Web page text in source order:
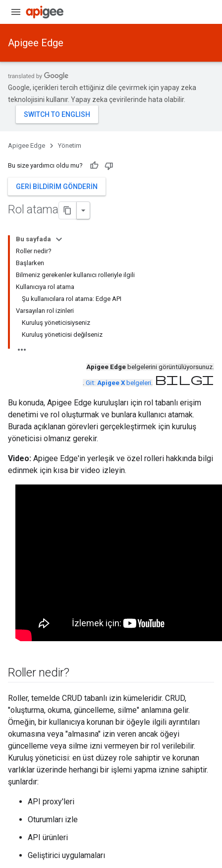
Apigee Edge
Google, içerikleri tercih ettiğiniz dile çevirmek için yapay zeka
teknolojisini kullanır. Yapay zeka çevirilerinde hata olabilir.
Apigee Edge Yönetim
Bu size yardımcı oldu mu?
GERI BILDIRIM GÖNDERIN
Rol atama
Bu sayfada
Roller nedir?
Başlarken
Bilmeniz gerekenler kullanıcı rolleriyle ilgili
Kullanıcıya rol atama
Şu kullanıcılara rol atama: Edge API
Varsayılan rol izinleri
Kuruluş yöneticisiyseniz
Kuruluş yöneticisi değilseniz
Apigee Edge belgelerini görüntülüyorsunuz.
. Git: Apigee X belgeleri. bilgi
Bu konuda, Apigee Edge kuruluşları için rol tabanlı erişim
denetimi ve rol oluşturmak ve bunlara kullanıcı atamak.
Burada açıklanan görevleri gerçekleştirmek için kuruluş
yöneticisi olmanız gerekir.
Video: Apigee Edge'in yerleşik ve özel rolleri hakkında bilgi
edinmek için kısa bir video izleyin.
Roller nedir?
Roller, temelde CRUD tabanlı izin kümeleridir. CRUD,
"oluşturma, okuma, güncelleme, silme" anlamına gelir.
Örneğin, bir kullanıcıya korunan bir öğeyle ilgili ayrıntıları
okumasına veya "almasına" izin veren ancak öğeyi
güncelleme veya silme izni vermeyen bir rol verilebilir.
Kuruluş yöneticisi: en üst düzey role sahiptir ve korunan
varlıklar üzerinde herhangi bir işlemi yapma iznine sahiptir.
şunlardır:
API proxy'leri
Oturumları izle
API ürünleri
Geliştirici uygulamaları